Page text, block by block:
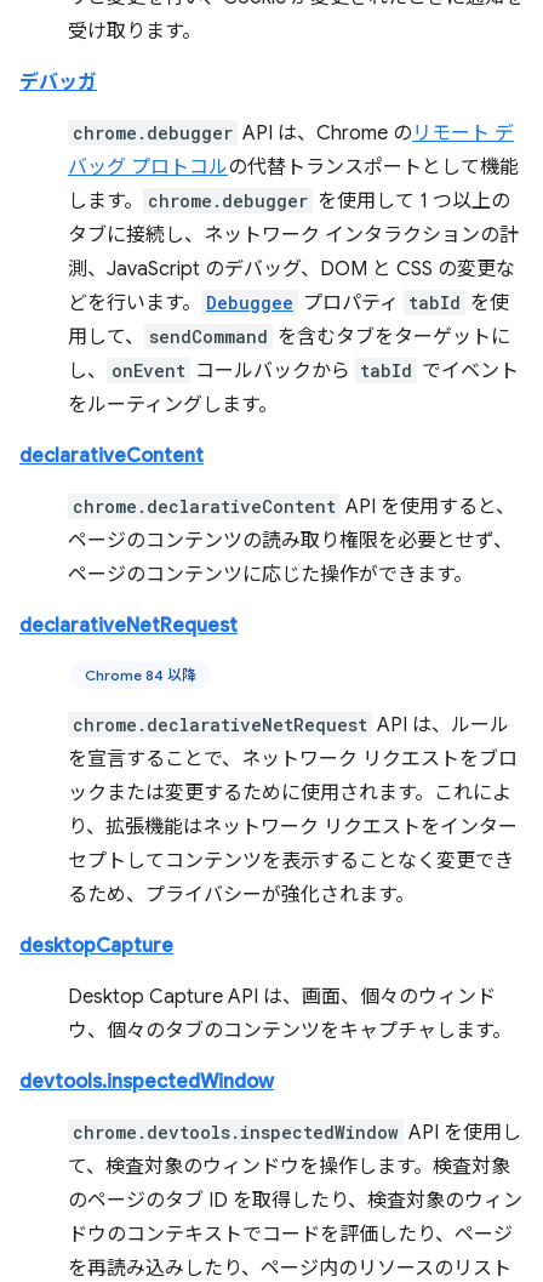
受け取ります。
デバッガ
chrome.debugger API は、Chrome の リモート デ
バッグ プロトコルの代替トランスポートとして機能
します。
chrome.debugger を使用して 1 つ以上の
タブに接続し、ネットワーク インタラクションの計
測、JavaScript のデバッグ、DOM と CSS の変更な
どを行います。
Debuggee プロパティ tabId を使
用して、
sendCommand を含むタブをターゲットに
し、
onEvent コールバックから tabId でイベント
をルーティングします。
declarativeContent
chrome.declarativeContent API を使用すると、
ページのコンテンツの読み取り権限を必要とせず、
ページのコンテンツに応じた操作ができます。
declarativeNetRequest
Chrome 84 以降
chrome.declarativeNetRequest API は、ルール
を宣言することで、ネットワーク リクエストをブロ
ックまたは変更するために使用されます。これによ
り、拡張機能はネットワーク リクエストをインター
セプトしてコンテンツを表示することなく変更でき
るため、プライバシーが強化されます。
desktopCapture
Desktop Capture API は、画面、個々のウィンド
ウ、個々のタブのコンテンツをキャプチャします。
devtools.inspectedWindow
chrome.devtools.inspectedWindow API を使用し
て、検査対象のウィンドウを操作します。検査対象
のページのタブ ID を取得したり、検査対象のウィン
ドウのコンテキストでコードを評価したり、ページ
を再読み込みしたり、ページ内のリソースのリスト